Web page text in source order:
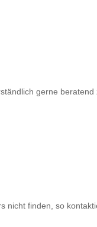
gerne beratend
nicht finden, so